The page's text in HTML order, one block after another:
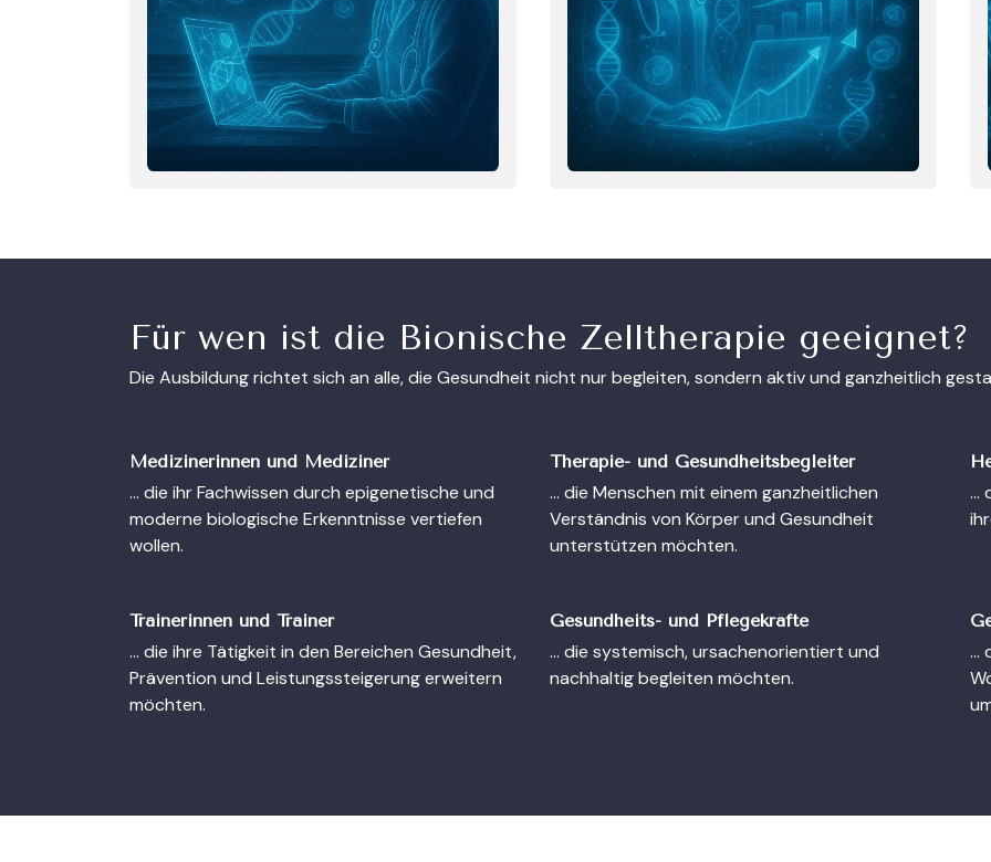
Für wen ist die Bionische Zelltherapie geeignet?
Die Ausbildung richtet sich an alle, die Gesundheit nicht nur begleiten, sondern aktiv und ganzheitlich
Medizinerinnen und Mediziner
… die ihr Fachwissen durch epigenetische und
moderne biologische Erkenntnisse vertiefen
wollen.
Therapie- und Gesundheitsbegleiter
… die Menschen mit einem ganzheitlichen
Verständnis von Körper und Gesundheit
unterstützen möchten.
…
Trainerinnen und Trainer
… die ihre Tätigkeit in den Bereichen Gesundheit,
Prävention und Leistungssteigerung erweitern
möchten.
Gesundheits- und Pflegekräfte
… die systemisch, ursachenorientiert und
nachhaltig begleiten möchten.
…